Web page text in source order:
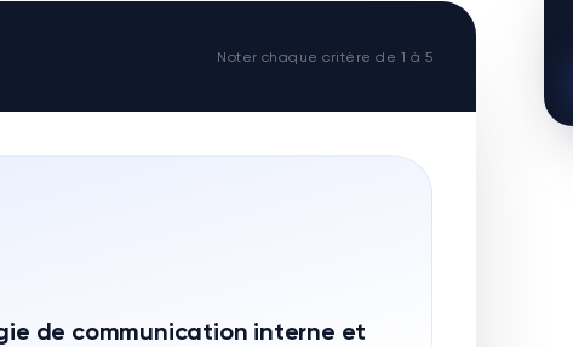
Noter chaque critère de 1 à 5
de communication interne et